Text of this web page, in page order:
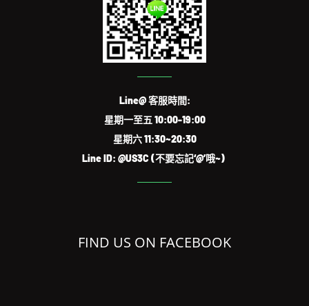
Line@ 客服時間:
星期一至五 10:00-19:00
星期六 11:30~20:30
Line ID: @US3C (不要忘記‘@’哦~)
FIND US ON FACEBOOK